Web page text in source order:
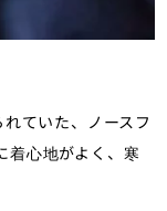
ていた、ノースフ
着心地がよく、寒